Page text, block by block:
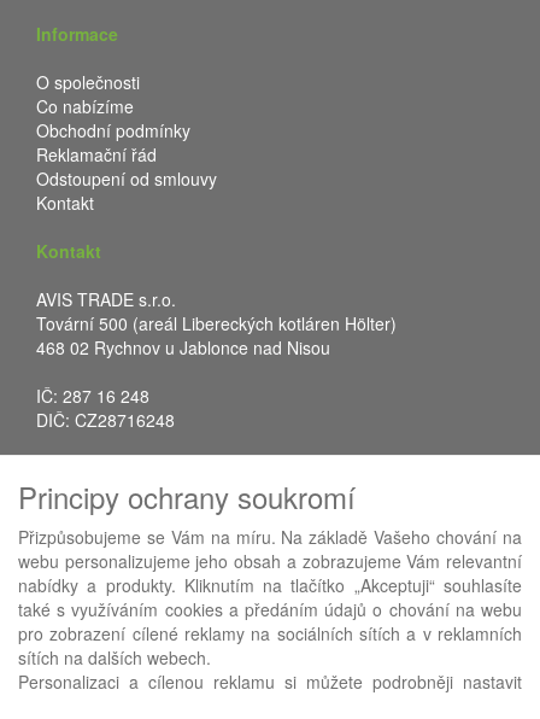
Informace
O společnosti
Co nabízíme
Obchodní podmínky
Reklamační řád
Odstoupení od smlouvy
Kontakt
Kontakt
AVIS TRADE s.r.o.
Tovární 500 (areál Libereckých kotláren Hölter)
468 02 Rychnov u Jablonce nad Nisou
IČ: 287 16 248
DIČ: CZ28716248
Fax: +420 483 034 590
E-mail:info@avistrade.cz
Web:www.avistrade.cz
Používáme ABRA eShop- nejlepší řešení e-commerce pro náš
Principy ochrany soukromí
Přizpůsobujeme se Vám na míru. Na základě Vašeho chování na
webu personalizujeme jeho obsah a zobrazujeme Vám relevantní
nabídky a produkty. Kliknutím na tlačítko „Akceptuji“ souhlasíte
také s využíváním cookies a předáním údajů o chování na webu
pro zobrazení cílené reklamy na sociálních sítích a v reklamních
sítích na dalších webech.
Personalizaci a cílenou reklamu si můžete podrobněji nastavit